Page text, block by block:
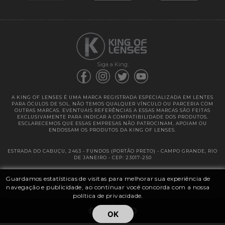
Guardamos estatísticas de visitas para melhorar sua experiência de
navegação e publicidade, ao continuar você concorda com a nossa
política de privacidade.
OK
Siga a King:
A KING OF LENSES É UMA MARCA REGISTRADA ESPECIALIZADA EM LENTES
PARA ÓCULOS DE SOL. NÃO TEMOS QUALQUER VÍNCULO OU PARCERIA COM
OUTRAS MARCAS. EVENTUAIS REFERÊNCIAS A ESSAS MARCAS SÃO FEITAS
EXCLUSIVAMENTE PARA INDICAR A COMPATIBILIDADE DOS PRODUTOS.
ESCLARECEMOS QUE ESSAS EMPRESAS NÃO PATROCINAM, APOIAM OU
ENDOSSAM OS PRODUTOS DA KING OF LENSES.
ESTRADA DO CABUÇU, 2463 - FUNDOS (PORTÃO PRETO) - CAMPO GRANDE, RIO
DE JANEIRO - CEP: 23017-250
@ 2025 | KING OF LENSES - KING OF IMPORTAÇÃO E DISTRIBUIÇÃO DE
LENTES LTDA ME | CNPJ: 13.682.533 / 0001-42